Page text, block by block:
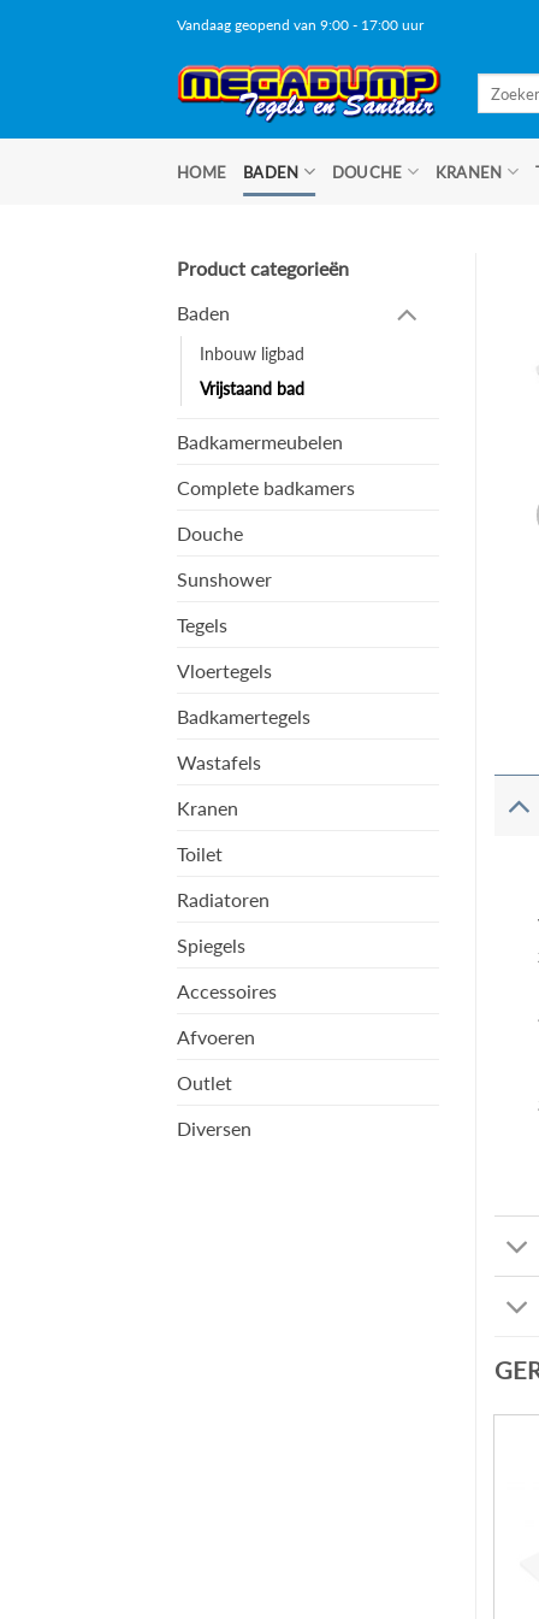
Vandaag geopend van 9:00 - 17:00 uur
HOME BADEN DOUCHE KRANEN
Product categorieën
Baden
Inbouw ligbad
Vrijstaand bad
Badkamermeubelen
Complete badkamers
Douche
Sunshower
Tegels
Vloertegels
Badkamertegels
Wastafels
Kranen
Toilet
Radiatoren
Spiegels
Accessoires
Afvoeren
Outlet
Diversen